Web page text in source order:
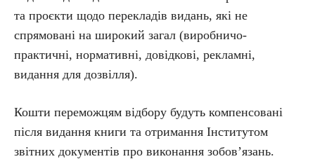
та проєкти щодо перекладів видань, які не
спрямовані на широкий загал (виробничо-
практичні, нормативні, довідкові, рекламні,
видання для дозвілля).
Кошти переможцям відбору будуть компенсовані
після видання книги та отримання Інститутом
звітних документів про виконання зобов’язань.